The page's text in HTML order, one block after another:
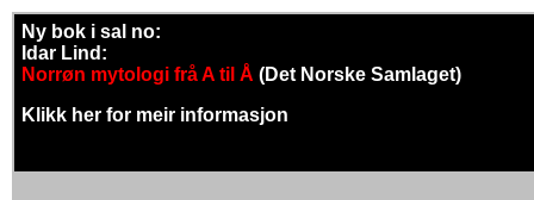
Ny bok i sal no:
Idar Lind:
Norrøn mytologi frå A til Å (Det Norske Samlaget)
Klikk her for meir informasjon